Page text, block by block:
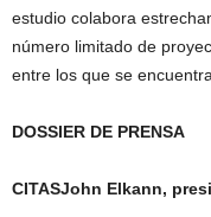
estudio colabora
número limitado de
entre los que se
DOSSIER DE PRENSA
CITASJohn Elkann,